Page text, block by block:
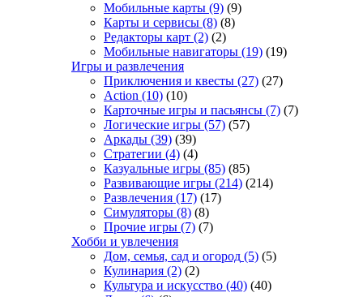
Мобильные карты (9) (9)
Карты и сервисы (8) (8)
Редакторы карт (2) (2)
Мобильные навигаторы (19) (19)
Игры и развлечения
Приключения и квесты (27) (27)
Action (10) (10)
Карточные игры и пасьянсы (7) (7)
Логические игры (57) (57)
Аркады (39) (39)
Стратегии (4) (4)
Казуальные игры (85) (85)
Развивающие игры (214) (214)
Развлечения (17) (17)
Симуляторы (8) (8)
Прочие игры (7) (7)
Хобби и увлечения
Дом, семья, сад и огород (5) (5)
Кулинария (2) (2)
Культура и искусство (40) (40)